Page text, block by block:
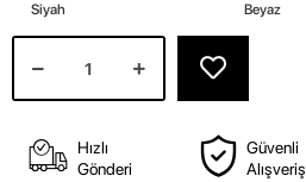
Siyah
Beyaz
Hızlı
Gönderi
Güvenli
Alışveriş